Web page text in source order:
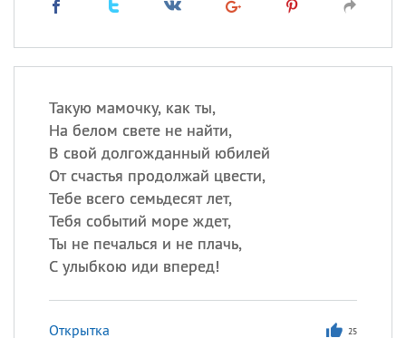
Такую мамочку, как ты,
На белом свете не найти,
В свой долгожданный юбилей
От счастья продолжай цвести,
Тебе всего семьдесят лет,
Тебя событий море ждет,
Ты не печалься и не плачь,
С улыбкою иди вперед!
Открытка 25